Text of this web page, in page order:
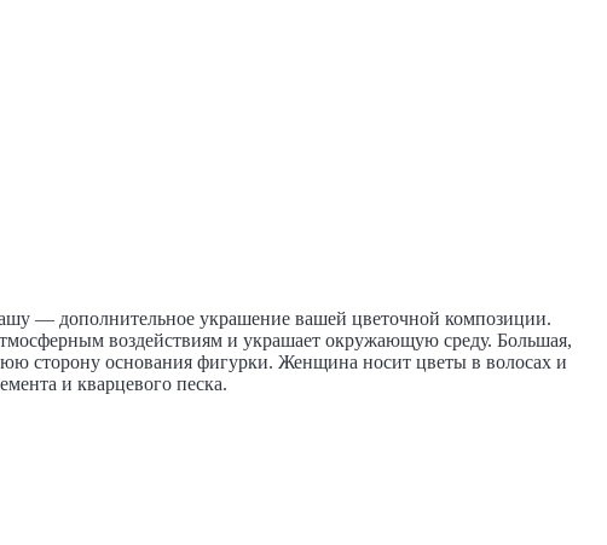
— дополнительное украшение вашей цветочной композиции.
воздействиям и украшает окружающую среду. Большая,
сторону основания фигурки. Женщина носит цветы в волосах и
и кварцевого песка.